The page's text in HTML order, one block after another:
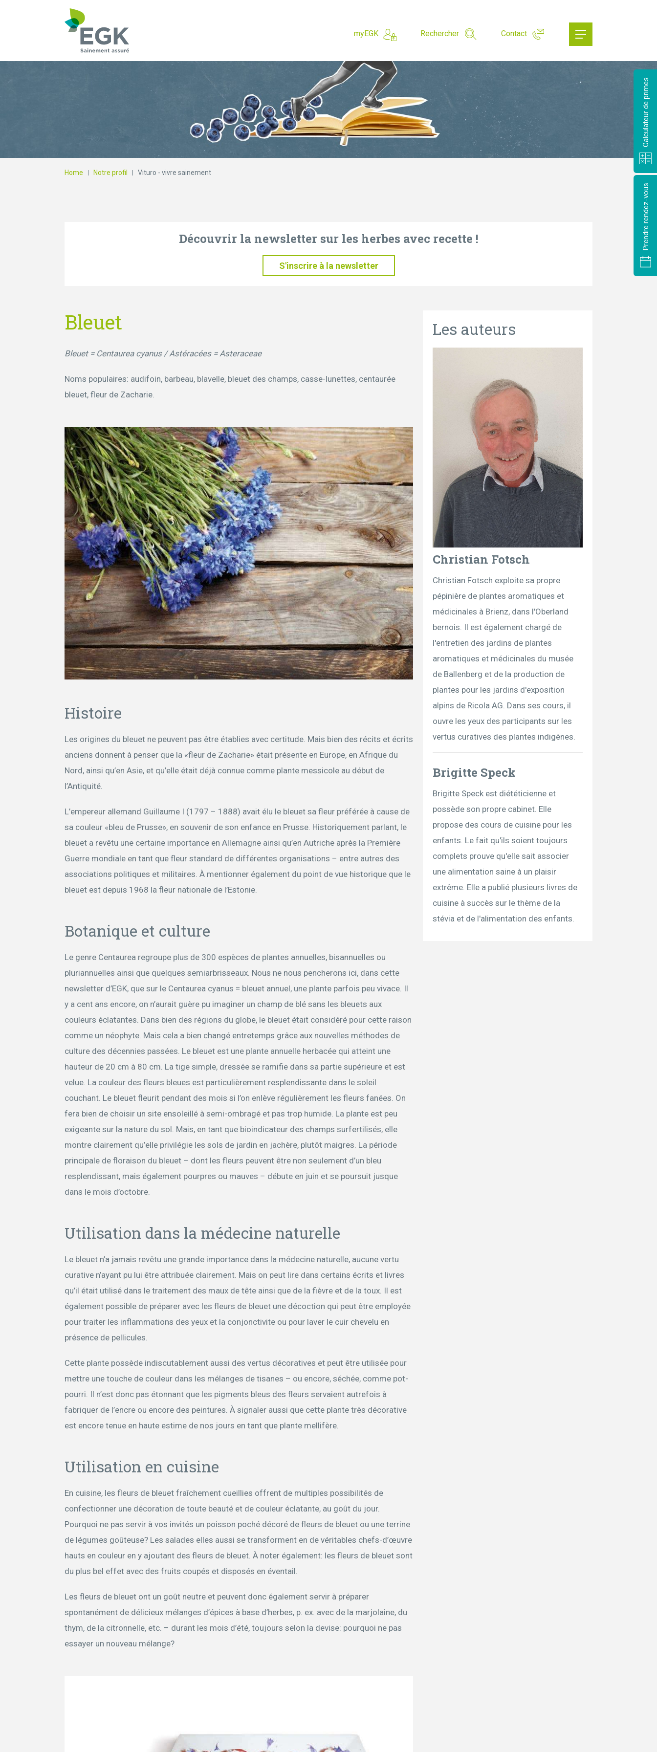
Calculateur de primes
Prendre rendez-vous
myEGK Rechercher Contact
Home Notre profil Vituro - vivre sainement
Découvrir la newsletter sur les herbes avec recette !
S'inscrire à la newsletter
Bleuet
Bleuet = Centaurea cyanus / Astéracées = Asteraceae
Noms populaires: audifoin, barbeau, blavelle, bleuet des champs, casse-lunettes, centaurée
bleuet, fleur de Zacharie.
Histoire
Les origines du bleuet ne peuvent pas être établies avec certitude. Mais bien des récits et écrits
anciens donnent à penser que la «fleur de Zacharie» était présente en Europe, en Afrique du
Nord, ainsi qu’en Asie, et qu’elle était déjà connue comme plante messicole au début de
l’Antiquité.
L’empereur allemand Guillaume I (1797 – 1888) avait élu le bleuet sa fleur préférée à cause de
sa couleur «bleu de Prusse», en souvenir de son enfance en Prusse. Historiquement parlant, le
bleuet a revêtu une certaine importance en Allemagne ainsi qu’en Autriche après la Première
Guerre mondiale en tant que fleur standard de différentes organisations – entre autres des
associations politiques et militaires. À mentionner également du point de vue historique que le
bleuet est depuis 1968 la fleur nationale de l’Estonie.
Botanique et culture
Le genre Centaurea regroupe plus de 300 espèces de plantes annuelles, bisannuelles ou
pluriannuelles ainsi que quelques semiarbrisseaux. Nous ne nous pencherons ici, dans cette
newsletter d’EGK, que sur le Centaurea cyanus = bleuet annuel, une plante parfois peu vivace. Il
y a cent ans encore, on n’aurait guère pu imaginer un champ de blé sans les bleuets aux
couleurs éclatantes. Dans bien des régions du globe, le bleuet était considéré pour cette raison
comme un néophyte. Mais cela a bien changé entretemps grâce aux nouvelles méthodes de
culture des décennies passées. Le bleuet est une plante annuelle herbacée qui atteint une
hauteur de 20 cm à 80 cm. La tige simple, dressée se ramifie dans sa partie supérieure et est
velue. La couleur des fleurs bleues est particulièrement resplendissante dans le soleil
couchant. Le bleuet fleurit pendant des mois si l’on enlève régulièrement les fleurs fanées. On
fera bien de choisir un site ensoleillé à semi-ombragé et pas trop humide. La plante est peu
exigeante sur la nature du sol. Mais, en tant que bioindicateur des champs surfertilisés, elle
montre clairement qu’elle privilégie les sols de jardin en jachère, plutôt maigres. La période
principale de floraison du bleuet – dont les fleurs peuvent être non seulement d’un bleu
resplendissant, mais également pourpres ou mauves – débute en juin et se poursuit jusque
dans le mois d’octobre.
Utilisation dans la médecine naturelle
Le bleuet n’a jamais revêtu une grande importance dans la médecine naturelle, aucune vertu
curative n’ayant pu lui être attribuée clairement. Mais on peut lire dans certains écrits et livres
qu’il était utilisé dans le traitement des maux de tête ainsi que de la fièvre et de la toux. Il est
également possible de préparer avec les fleurs de bleuet une décoction qui peut être employée
pour traiter les inflammations des yeux et la conjonctivite ou pour laver le cuir chevelu en
présence de pellicules.
Cette plante possède indiscutablement aussi des vertus décoratives et peut être utilisée pour
mettre une touche de couleur dans les mélanges de tisanes – ou encore, séchée, comme pot-
pourri. Il n’est donc pas étonnant que les pigments bleus des fleurs servaient autrefois à
fabriquer de l’encre ou encore des peintures. À signaler aussi que cette plante très décorative
est encore tenue en haute estime de nos jours en tant que plante mellifère.
Utilisation en cuisine
En cuisine, les fleurs de bleuet fraîchement cueillies offrent de multiples possibilités de
confectionner une décoration de toute beauté et de couleur éclatante, au goût du jour.
Pourquoi ne pas servir à vos invités un poisson poché décoré de fleurs de bleuet ou une terrine
de légumes goûteuse? Les salades elles aussi se transforment en de véritables chefs-d’œuvre
hauts en couleur en y ajoutant des fleurs de bleuet. À noter également: les fleurs de bleuet sont
du plus bel effet avec des fruits coupés et disposés en éventail.
Les fleurs de bleuet ont un goût neutre et peuvent donc également servir à préparer
spontanément de délicieux mélanges d’épices à base d’herbes, p. ex. avec de la marjolaine, du
thym, de la citronnelle, etc. – durant les mois d’été, toujours selon la devise: pourquoi ne pas
essayer un nouveau mélange?
Les auteurs
Christian Fotsch
Christian Fotsch exploite sa propre
pépinière de plantes aromatiques et
médicinales à Brienz, dans l'Oberland
bernois. Il est également chargé de
l'entretien des jardins de plantes
aromatiques et médicinales du musée
de Ballenberg et de la production de
plantes pour les jardins d'exposition
alpins de Ricola AG. Dans ses cours, il
ouvre les yeux des participants sur les
vertus curatives des plantes indigènes.
Brigitte Speck
Brigitte Speck est diététicienne et
possède son propre cabinet. Elle
propose des cours de cuisine pour les
enfants. Le fait qu'ils soient toujours
complets prouve qu'elle sait associer
une alimentation saine à un plaisir
extrême. Elle a publié plusieurs livres de
cuisine à succès sur le thème de la
stévia et de l'alimentation des enfants.
Qu'est-ce que vous cherchez?